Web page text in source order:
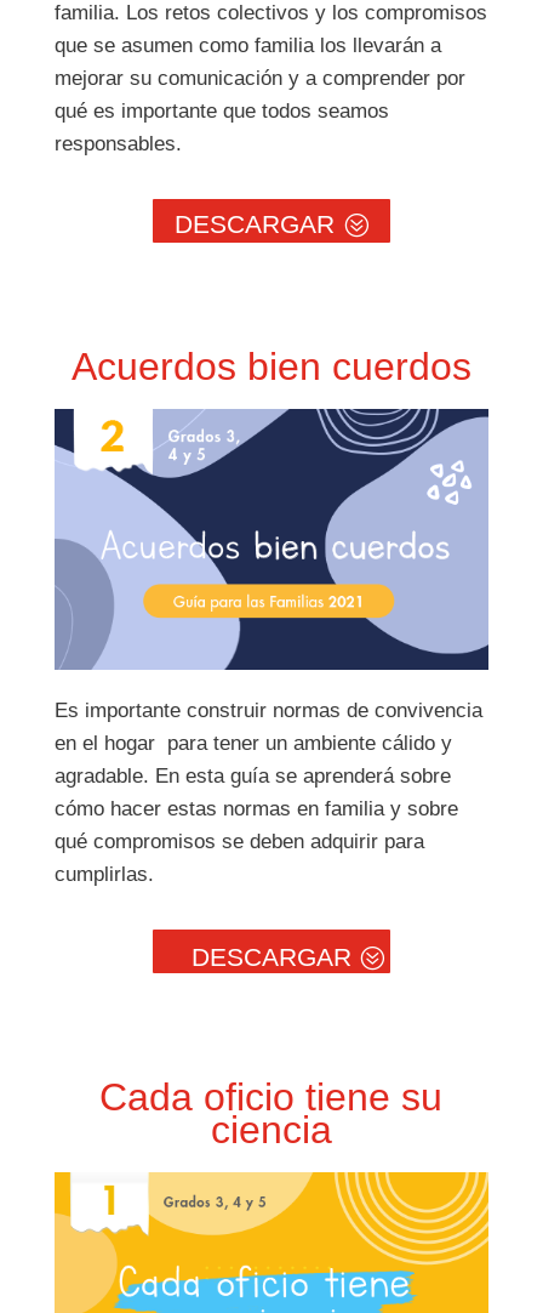
familia. Los retos colectivos y los compromisos
que se asumen como familia los llevarán a
mejorar su comunicación y a comprender por
qué es importante que todos seamos
responsables.
DESCARGAR
Acuerdos bien cuerdos
Es importante construir normas de convivencia
en el hogar para tener un ambiente cálido y
agradable. En esta guía se aprenderá sobre
cómo hacer estas normas en familia y sobre
qué compromisos se deben adquirir para
cumplirlas.
DESCARGAR
Cada oficio tiene su
ciencia